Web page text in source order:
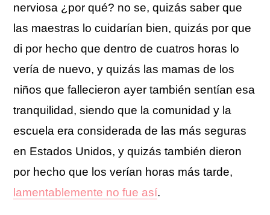
nerviosa ¿por qué? no se, quizás saber que
las maestras lo cuidarían bien, quizás por que
di por hecho que dentro de cuatros horas lo
vería de nuevo, y quizás las mamas de los
niños que fallecieron ayer también sentían esa
tranquilidad, siendo que la comunidad y la
escuela era considerada de las más seguras
en Estados Unidos, y quizás también dieron
por hecho que los verían horas más tarde,
lamentablemente no fue así.